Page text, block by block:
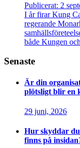
Publicerat: 2
I år firar Kung
regerande
både Kungen
Senaste
Är din
plötsligt blir en
29 juni, 2026
Hur skyddar
finns på